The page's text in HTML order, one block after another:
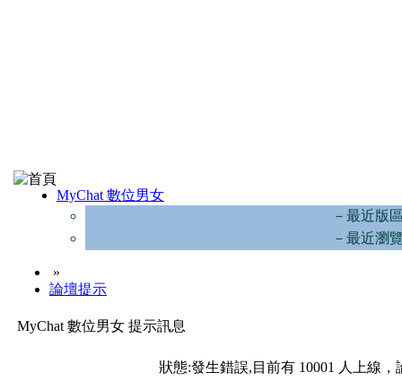
MyChat 數位男女
－最近版
－最近瀏
»
論壇提示
MyChat 數位男女 提示訊息
狀態:發生錯誤,目前有 10001 人上線